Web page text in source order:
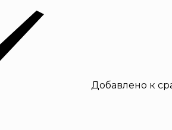
Добавлено к